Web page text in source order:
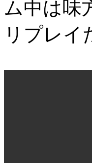
ム中は味
リプレイ